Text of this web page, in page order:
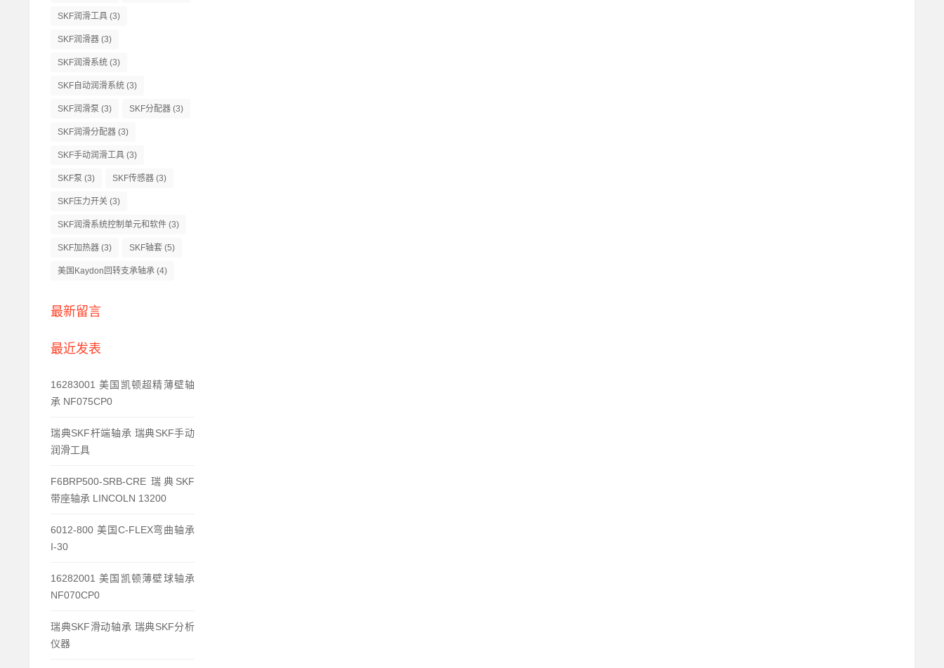
SKF润滑工具 (3)
SKF润滑器 (3)
SKF润滑系统 (3)
SKF自动润滑系统 (3)
SKF润滑泵 (3) SKF分配器 (3)
SKF润滑分配器 (3)
SKF手动润滑工具 (3)
SKF泵 (3) SKF传感器 (3)
SKF压力开关 (3)
SKF润滑系统控制单元和软件 (3)
SKF加热器 (3) SKF轴套 (5)
美国Kaydon回转支承轴承 (4)
最新留言
最近发表
16283001 美国凯顿超精薄壁轴
承 NF075CP0
瑞典SKF杆端轴承 瑞典SKF手动
润滑工具
F6BRP500-SRB-CRE 瑞典SKF
带座轴承 LINCOLN 13200
6012-800 美国C-FLEX弯曲轴承
I-30
16282001 美国凯顿薄壁球轴承
NF070CP0
瑞典SKF滑动轴承 瑞典SKF分析
仪器